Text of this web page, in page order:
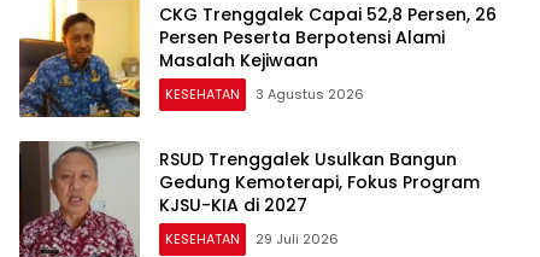
CKG Trenggalek Capai 52,8 Persen, 26
Persen Peserta Berpotensi Alami
Masalah Kejiwaan
KESEHATAN 3 Agustus 2026
RSUD Trenggalek Usulkan Bangun
Gedung Kemoterapi, Fokus Program
KJSU-KIA di 2027
KESEHATAN 29 Juli 2026